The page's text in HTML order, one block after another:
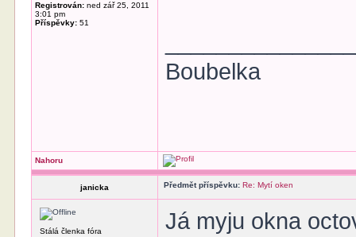
Registrován: ned zář 25, 2011
3:01 pm
Příspěvky: 51
Boubelka
Nahoru
janicka Předmět příspěvku: Re: Mytí oken
Stálá členka fóra
Já myju okna